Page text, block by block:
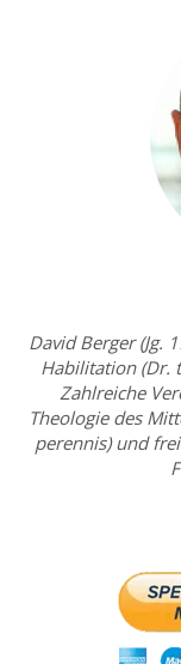
David Berger (Jg.
Habilitation (Dr.
Zahlreiche
Theologie des
perennis) und